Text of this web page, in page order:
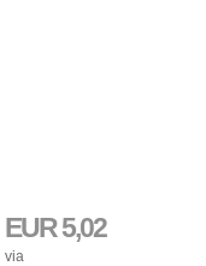
EUR 5,02
via